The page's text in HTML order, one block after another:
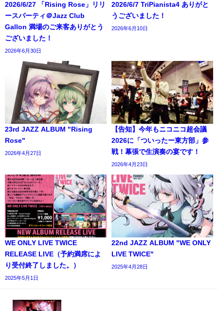
2026/6/27 「Rising Rose」リリ
ースパーティ＠Jazz Club
Gallon 満場のご来客ありがとう
ございました！
2026年6月30日
2026/6/7 TriPianista4 ありがと
うございました！
2026年6月10日
23rd JAZZ ALBUM "Rising
Rose"
2026年4月27日
【告知】今年もニコニコ超会議
2026に「ついったー東方部」参
戦！幕張で生演奏の宴です！
2026年4月23日
WE ONLY LIVE TWICE
RELEASE LIVE（予約満席によ
り受付終了しました。）
2025年5月1日
22nd JAZZ ALBUM "WE ONLY
LIVE TWICE"
2025年4月28日